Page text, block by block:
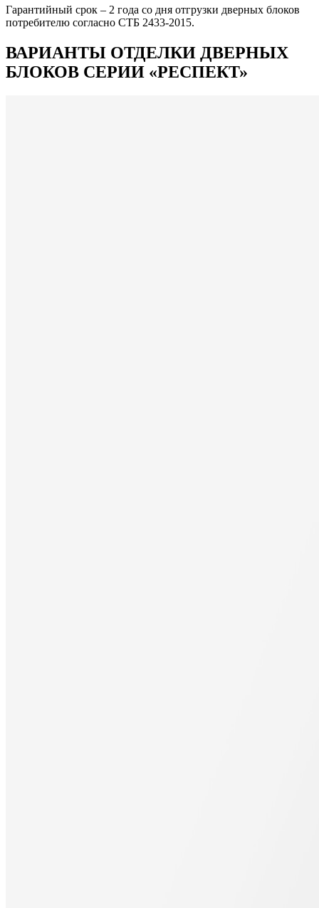
Гарантийный срок – 2 года со дня отгрузки дверных блоков
потребителю согласно СТБ 2433-2015.
ВАРИАНТЫ ОТДЕЛКИ ДВЕРНЫХ
БЛОКОВ СЕРИИ «РЕСПЕКТ»